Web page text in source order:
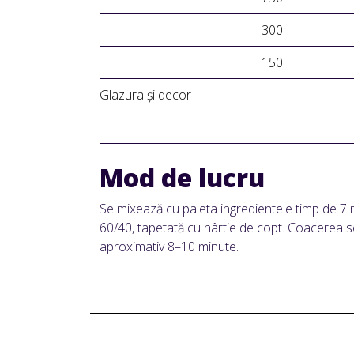
300
150
Glazura și decor
Mod de lucru
Se mixează cu paleta ingredientele timp de
60/40, tapetată cu hârtie de copt. Coacerea
aproximativ 8–10 minute.